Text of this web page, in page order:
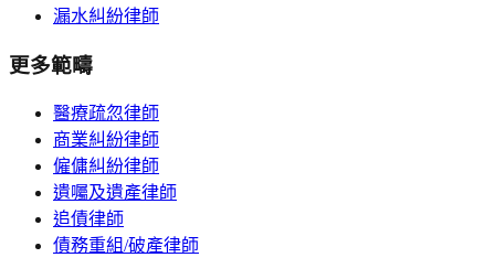
漏水糾紛律師
更多範疇
醫療疏忽律師
商業糾紛律師
僱傭糾紛律師
遺囑及遺產律師
追債律師
債務重組/破產律師